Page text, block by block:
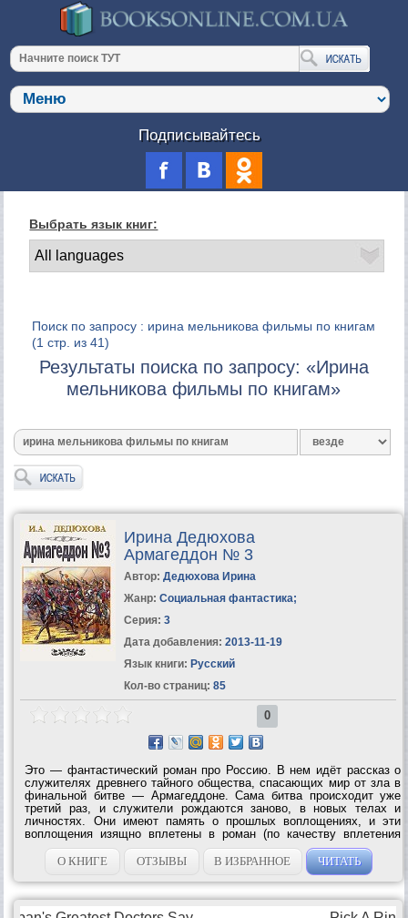
Подписывайтесь
Выбрать язык книг:
Поиск по запросу : ирина мельникова фильмы по книгам
(1 стр. из 41)
Результаты поиска по запросу: «Ирина
мельникова фильмы по книгам»
Ирина Дедюхова
Армагеддон № 3
Автор: Дедюхова Ирина
Жанр: Социальная фантастика;
Серия: 3
Дата добавления: 2013-11-19
Язык книги: Русский
Кол-во страниц: 85
0
Это — фантастический роман про Россию. В нем идёт рассказ о
служителях древнего тайного общества, спасающих мир от зла в
финальной битве — Армагеддоне. Сама битва происходит уже
третий раз, и служители рождаются заново, в новых телах и
личностях. Они имеют память о прошлых воплощениях, и эти
воплощения изящно вплетены в роман (по качеству вплетения
напоминает «Мастера и Маргариту» Булгакова). И вот едут они
трое в поезде, в...
О КНИГЕ ОТЗЫВЫ В ИЗБРАННОЕ ЧИТАТЬ